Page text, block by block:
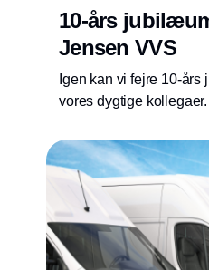
10-års
Jensen VVS
Igen kan vi fejre 10-
vores dygtige kollegaer.